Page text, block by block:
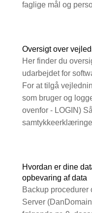
faglige mål og
Oversigt over
Her finder du
udarbejdet for
For at tilgå
som bruger og
ovenfor - LOGIN)
Hvordan er dine
opbevaring af data
Backup procedurer
Server